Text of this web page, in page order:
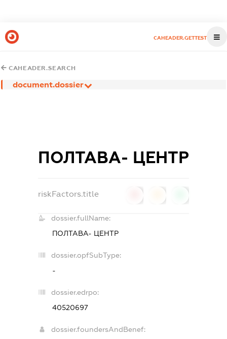
CAHEADER.GETTEST
CAHEADER.SEARCH
document.dossier
ПОЛТАВА- ЦЕНТР
riskFactors.title
dossier.fullName:
ПОЛТАВА- ЦЕНТР
dossier.opfSubType:
-
dossier.edrpo:
40520697
dossier.foundersAndBenef: